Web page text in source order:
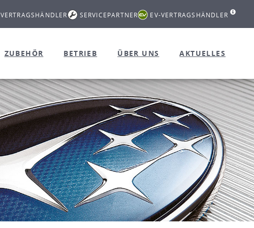
VERTRAGSHÄNDLER SERVICEPARTNER EV-VERTRAGSHÄNDLER
ZUBEHÖR BETRIEB ÜBER UNS AKTUELLES